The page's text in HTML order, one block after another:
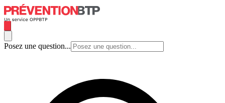
Posez une question...